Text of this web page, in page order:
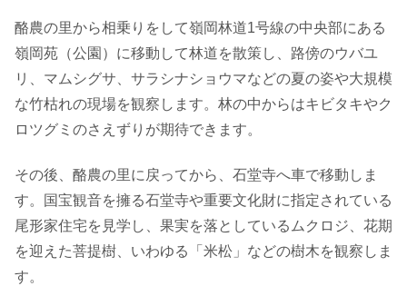
酪農の里から相乗りをして嶺岡林道1号線の中央部にある
嶺岡苑（公園）に移動して林道を散策し、路傍のウバユ
リ、マムシグサ、サラシナショウマなどの夏の姿や大規模
な竹枯れの現場を観察します。林の中からはキビタキやク
ロツグミのさえずりが期待できます。
その後、酪農の里に戻ってから、石堂寺へ車で移動しま
す。国宝観音を擁る石堂寺や重要文化財に指定されている
尾形家住宅を見学し、果実を落としているムクロジ、花期
を迎えた菩提樹、いわゆる「米松」などの樹木を観察しま
す。